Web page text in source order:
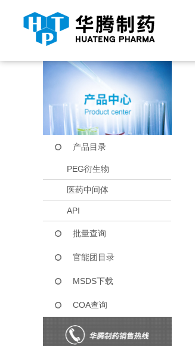
当前位置： 首页 产品中心
产品目录
PEG衍生物
医药中间体
API
批量查询
官能团目录
MSDS下载
COA查询